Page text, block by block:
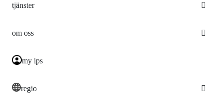
tjänster
om oss
my ips
regio